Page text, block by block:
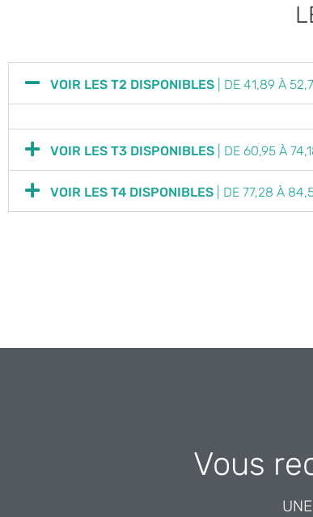
VOIR LES T2 DISPONIBLES | DE 41,89 À
VOIR LES T3 DISPONIBLES | DE 60,95 À
VOIR LES T4 DISPONIBLES | DE 77,28 À
Vous
CONCEPTEUR